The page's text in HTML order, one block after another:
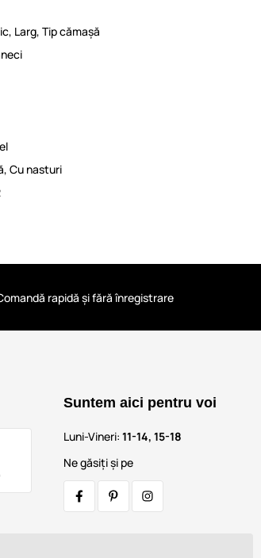
, Larg, Tip cămașă
, Cu nasturi
rapidă și fără înregistrare
Suntem aici pentru voi
Luni-Vineri:11-14, 15-18
Ne găsiți și pe